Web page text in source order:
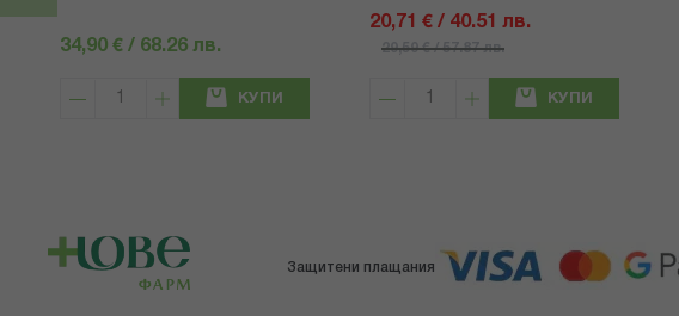
34,90 € / 68.26 лв.
КУПИ
20,71 € / 40.51 лв.
29,59 € / 57.87 лв.
КУПИ
Защитени плащания